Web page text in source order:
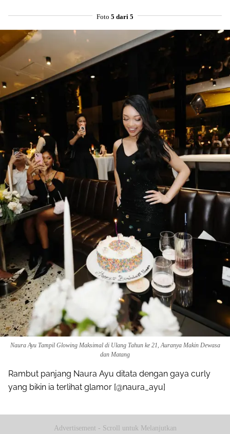
Foto 5 dari 5
Naura Ayu Tampil Glowing Maksimal di Ulang Tahun ke 21, Auranya Makin Dewasa
dan Matang
Rambut panjang Naura Ayu ditata dengan gaya curly
yang bikin ia terlihat glamor [@naura_ayu]
Advertisement - Scroll untuk Melanjutkan